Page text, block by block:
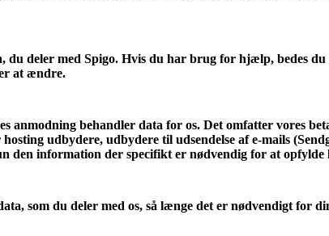
du deler med Spigo. Hvis du har brug for hjælp, bedes
at ændre.
anmodning behandler data for os. Det omfatter vores
udbydere, udbydere til udsendelse af e-mails
den information der specifikt er nødvendig for at opfylde
som du deler med os, så længe det er nødvendigt for